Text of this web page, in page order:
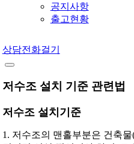
공지사항
출고현황
상담전화걸기
저수조 설치 기준 관련법
저수조 설치기준
1. 저수조의 맨홀부분은 건축